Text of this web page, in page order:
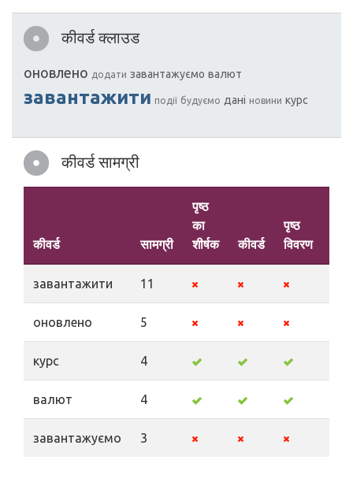
कीवर्ड क्लाउड
оновлено додати завантажуємо валют
завантажити події будуємо дані новини курс
कीवर्ड सामग्री
कीवर्ड सामग्री
पृष्ठ
का
शीर्षक
कीवर्ड
पृष्ठ
विवरण
завантажити 11
оновлено 5
курс 4
валют 4
завантажуємо 3